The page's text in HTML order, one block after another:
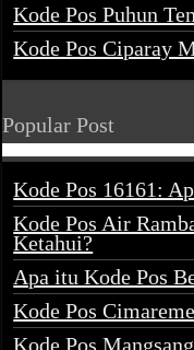
Kode Pos Puhun
Kode Pos Ciparay
Popular Post
Kode Pos 16161:
Kode Pos Air
Ketahui?
Apa itu Kode Pos
Kode Pos
Kode Pos